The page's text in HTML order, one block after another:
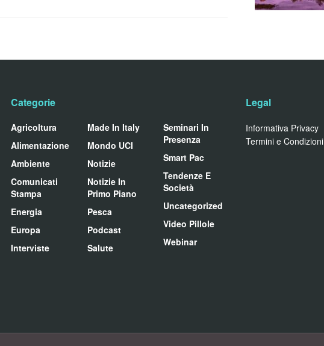
Categorie
Agricoltura
Alimentazione
Ambiente
Comunicati
Stampa
Energia
Europa
Interviste
Made In Italy
Mondo UCI
Notizie
Notizie In
Primo Piano
Pesca
Podcast
Salute
Seminari In
Presenza
Smart Pac
Tendenze E
Società
Uncategorized
Video Pillole
Webinar
Legal
Informativa Privacy
Termini e Condizioni